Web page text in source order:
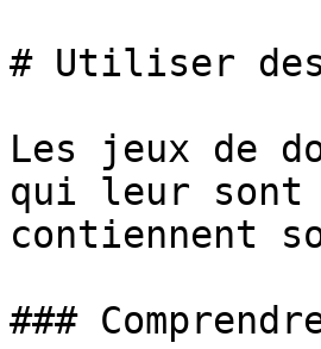
# Utiliser des
Les jeux de
qui leur sont
contiennent
###